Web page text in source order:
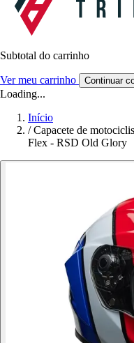
Subtotal do carrinho
Ver meu carrinho Continuar
Loading...
Início
/ Capacete de
Flex - RSD Old Glory